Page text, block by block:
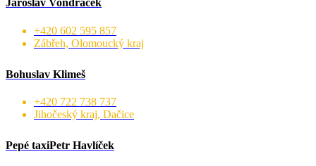
Jaroslav Vondráček
+420 602 595 857
Zábřeh, Olomoucký kraj
Bohuslav Klimeš
+420 722 738 737
Jihočeský kraj, Dačice
Pepé taxiPetr Havlíček